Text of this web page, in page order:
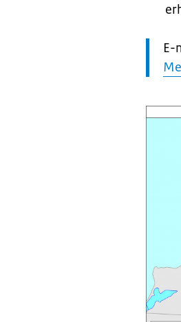
Let
op:
E-